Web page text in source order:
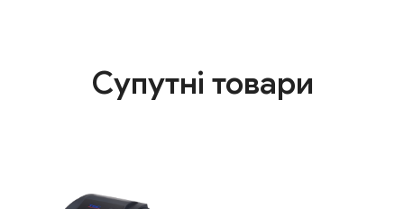
Супутні товари